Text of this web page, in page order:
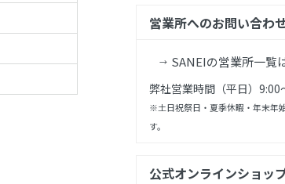
営業所へのお問い合わ
SANEIの営業所一覧
弊社営業時間（平日）9:00
※土日祝祭日・夏季休暇・年末年
す。
公式オンラインショッ